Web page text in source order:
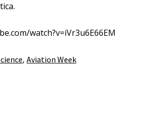
watch?v=iVr3u6E66EM
, Aviation Week